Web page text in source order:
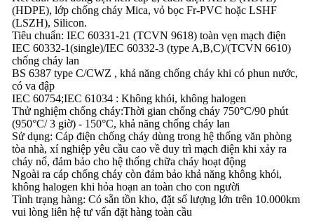
(HDPE), lớp chống cháy Mica, vỏ bọc Fr-PVC hoặc LSHF
(LSZH), Silicon.
Tiêu chuẩn: IEC 60331-21 (TCVN 9618) toàn vẹn mạch điện
IEC 60332-1(single)/IEC 60332-3 (type A,B,C)/(TCVN 6610)
chống cháy lan
BS 6387 type C/CWZ , khả năng chống cháy khi có phun nước,
có va đập
IEC 60754;IEC 61034 : Không khói, không halogen
Thử nghiệm chống cháy:Thời gian chống cháy 750°C/90 phút
(950°C/ 3 giờ) - 150°C, khả năng chống cháy lan
Sử dụng: Cáp điện chống cháy dùng trong hệ thống văn phòng
tòa nhà, xí nghiệp yêu cầu cao về duy trì mạch điện khi xảy ra
cháy nổ, đảm bảo cho hệ thống chữa cháy hoạt động
Ngoài ra cáp chống cháy còn đảm bảo khả năng không khói,
không halogen khi hỏa hoạn an toàn cho con người
Tình trạng hàng: Có sẵn tồn kho, đặt số lượng lớn trên 10.000km
vui lòng liên hệ tư vấn đặt hàng toàn cầu